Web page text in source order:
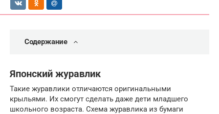
Содержание
Японский журавлик
Такие журавлики отличаются оригинальными
крыльями. Их смогут сделать даже дети младшего
школьного возраста. Схема журавлика из бумаги